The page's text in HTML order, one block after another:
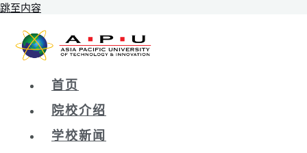
跳至内容
首页
院校介绍
学校新闻